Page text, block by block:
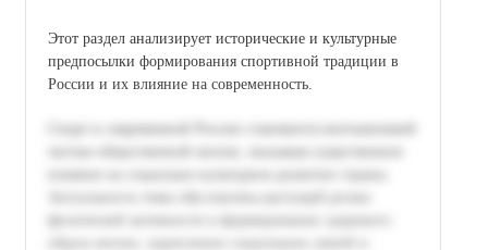
Этот раздел анализирует исторические и культурные
предпосылки формирования спортивной традиции в
России и их влияние на современность.